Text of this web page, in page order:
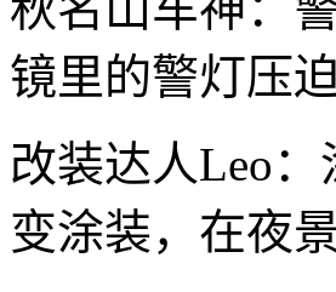
镜里的警灯压
改装达人Leo
变涂装，在夜